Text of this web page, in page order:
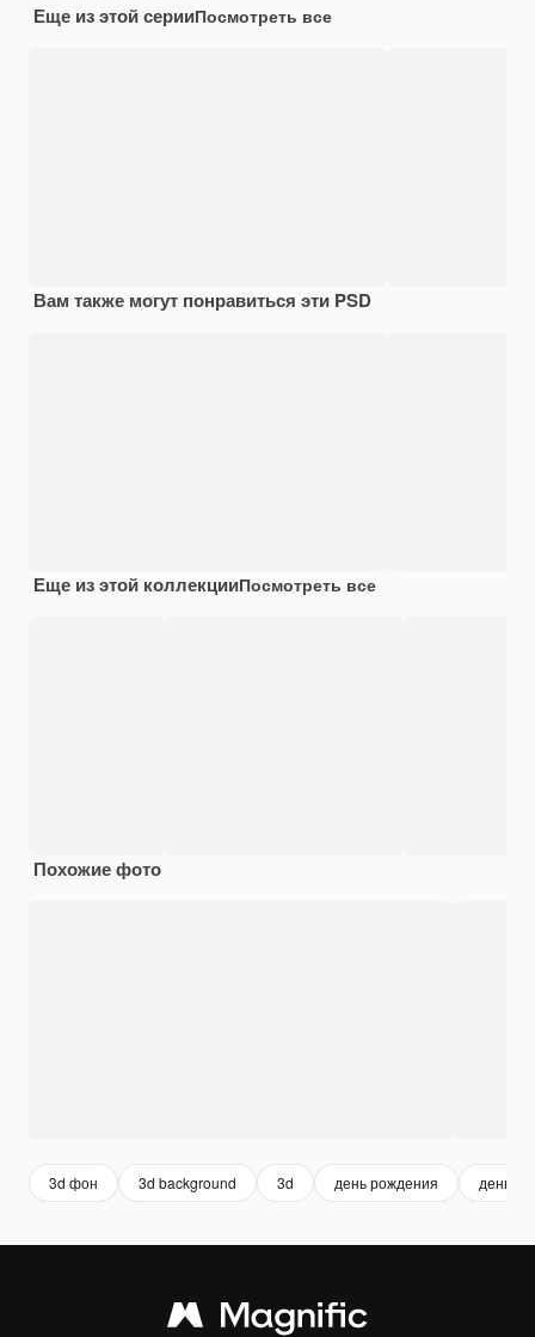
Еще из этой серииПосмотреть все
Вам также могут понравиться эти PSD
Еще из этой коллекцииПосмотреть все
Похожие фото
3d фон 3d background 3d день рождения день